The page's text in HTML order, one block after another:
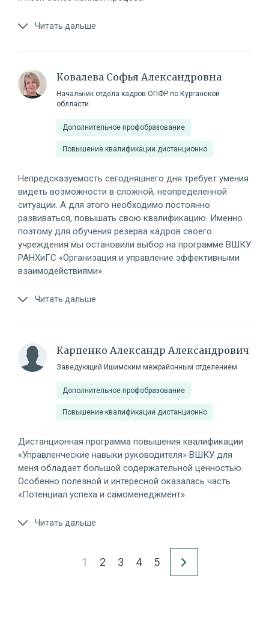
Читать дальше
Ковалева Софья Александровна
Начальник отдела кадров ОПФР по Курганской
облласти
Дополнительное профобразование
Повышение квалификации дистанционно
Непредсказуемость сегодняшнего дня требует умения
видеть возможности в сложной, неопределенной
ситуации. А для этого необходимо постоянно
развиваться, повышать свою квалификацию. Именно
поэтому для обучения резерва кадров своего
учреждения мы остановили выбор на программе ВШКУ
РАНХиГС «Организация и управление эффективными
взаимодействиями».
Читать дальше
Карпенко Александр Александрович
Заведующий Ишимским межрайонным отделением
Дополнительное профобразование
Повышение квалификации дистанционно
Дистанционная программа повышения квалификации
«Управленческие навыки руководителя» ВШКУ для
меня обладает большой содержательной ценностью.
Особенно полезной и интересной оказалась часть
«Потенциал успеха и самоменеджмент».
Читать дальше
1 2 3 4 5